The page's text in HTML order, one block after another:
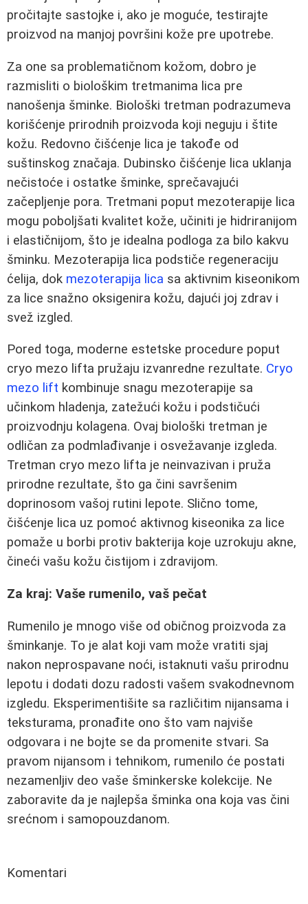
pročitajte sastojke i, ako je moguće, testirajte
proizvod na manjoj površini kože pre upotrebe.
Za one sa problematičnom kožom, dobro je
razmisliti o biološkim tretmanima lica pre
nanošenja šminke. Biološki tretman podrazumeva
korišćenje prirodnih proizvoda koji neguju i štite
kožu. Redovno čišćenje lica je takođe od
suštinskog značaja. Dubinsko čišćenje lica uklanja
nečistoće i ostatke šminke, sprečavajući
začepljenje pora. Tretmani poput mezoterapije lica
mogu poboljšati kvalitet kože, učiniti je hidriranijom
i elastičnijom, što je idealna podloga za bilo kakvu
šminku. Mezoterapija lica podstiče regeneraciju
ćelija, dok mezoterapija lica sa aktivnim kiseonikom
za lice snažno oksigenira kožu, dajući joj zdrav i
svež izgled.
Pored toga, moderne estetske procedure poput
cryo mezo lifta pružaju izvanredne rezultate. Cryo
mezo lift kombinuje snagu mezoterapije sa
učinkom hladenja, zatežući kožu i podstičući
proizvodnju kolagena. Ovaj biološki tretman je
odličan za podmlađivanje i osvežavanje izgleda.
Tretman cryo mezo lifta je neinvazivan i pruža
prirodne rezultate, što ga čini savršenim
doprinosom vašoj rutini lepote. Slično tome,
čišćenje lica uz pomoć aktivnog kiseonika za lice
pomaže u borbi protiv bakterija koje uzrokuju akne,
čineći vašu kožu čistijom i zdravijom.
Za kraj: Vaše rumenilo, vaš pečat
Rumenilo je mnogo više od običnog proizvoda za
šminkanje. To je alat koji vam može vratiti sjaj
nakon neprospavane noći, istaknuti vašu prirodnu
lepotu i dodati dozu radosti vašem svakodnevnom
izgledu. Eksperimentišite sa različitim nijansama i
teksturama, pronađite ono što vam najviše
odgovara i ne bojte se da promenite stvari. Sa
pravom nijansom i tehnikom, rumenilo će postati
nezamenljiv deo vaše šminkerske kolekcije. Ne
zaboravite da je najlepša šminka ona koja vas čini
srećnom i samopouzdanom.
Komentari